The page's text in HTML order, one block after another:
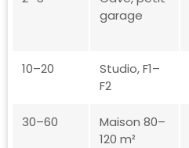
garage
10–20
Studio, F1–
F2
30–60
Maison 80–
120 m²